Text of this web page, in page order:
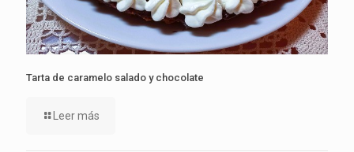
Tarta de caramelo salado y chocolate
Leer más